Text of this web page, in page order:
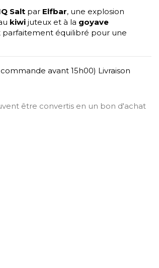
Salt par Elfbar, une explosion
kiwi juteux et à la goyave
équilibré pour une
avant 15h00) Livraison
être convertis en un bon d'achat